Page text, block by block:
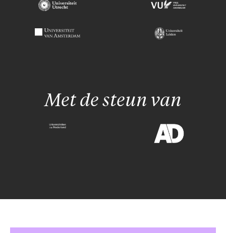
Met de steun van